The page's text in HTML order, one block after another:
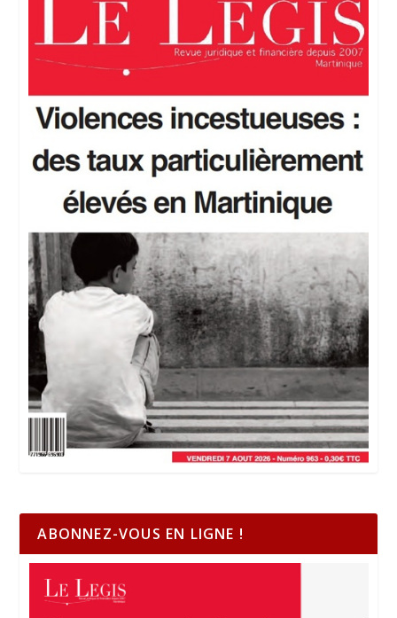
ABONNEZ-VOUS EN LIGNE !